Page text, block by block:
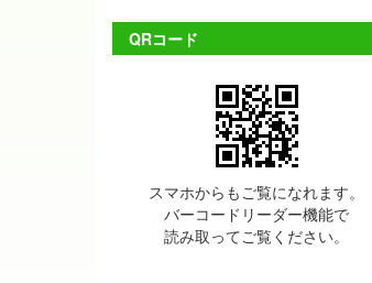
QRコード
スマホからもご覧になれます。
バーコードリーダー機能で
読み取ってご覧ください。